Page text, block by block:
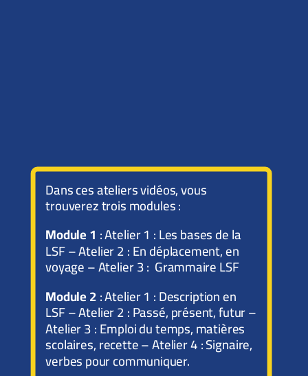
Dans ces ateliers vidéos, vous
trouverez trois modules :
Module 1 : Atelier 1 : Les bases de la
LSF – Atelier 2 : En déplacement, en
voyage – Atelier 3 : Grammaire LSF
Module 2: Atelier 1 : Description en
LSF – Atelier 2 : Passé, présent, futur –
Atelier 3 : Emploi du temps, matières
scolaires, recette – Atelier 4 : Signaire,
verbes pour communiquer.